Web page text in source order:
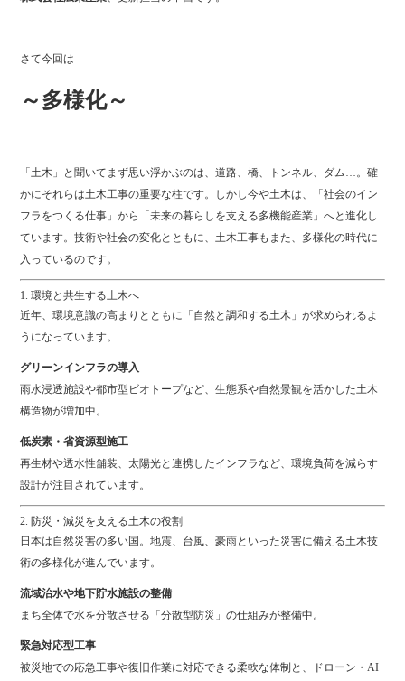
ok
さて今回は
～多様化～
「土木」と聞いてまず思い浮かぶのは、道路、橋、トンネル、ダム…。確
かにそれらは土木工事の重要な柱です。しかし今や土木は、「社会のイン
フラをつくる仕事」から「未来の暮らしを支える多機能産業」へと進化し
ています。技術や社会の変化とともに、土木工事もまた、多様化の時代に
入っているのです。
1. 環境と共生する土木へ
近年、環境意識の高まりとともに「自然と調和する土木」が求められるよ
うになっています。
グリーンインフラの導入
雨水浸透施設や都市型ビオトープなど、生態系や自然景観を活かした土木
構造物が増加中。
低炭素・省資源型施工
再生材や透水性舗装、太陽光と連携したインフラなど、環境負荷を減らす
設計が注目されています。
2. 防災・減災を支える土木の役割
日本は自然災害の多い国。地震、台風、豪雨といった災害に備える土木技
術の多様化が進んでいます。
流域治水や地下貯水施設の整備
まち全体で水を分散させる「分散型防災」の仕組みが整備中。
緊急対応型工事
被災地での応急工事や復旧作業に対応できる柔軟な体制と、ドローン・AI